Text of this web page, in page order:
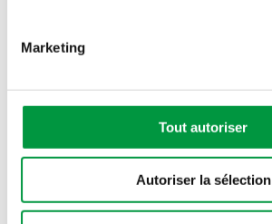
Marketing
Tout autoriser
Autoriser la sélection
+352 2828 9055